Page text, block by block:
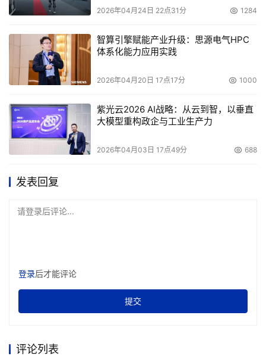
2026年04月24日 22点31分 1284
智算引擎赋能产业升级：思源电气HPC
体系化能力应用实践
2026年04月20日 17点17分 1000
紫光云2026 AI战略：从云到智，以垂直
大模型重构政企与工业生产力
2026年04月03日 17点49分 688
发表回复
请登录后评论...
登录后才能评论
提交
评论列表